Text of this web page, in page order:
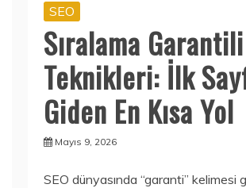
SEO
Sıralama
Teknikleri: İlk
Giden En Kısa Yol
Mayıs 9, 2026
SEO dünyasında “garanti” kelimesi